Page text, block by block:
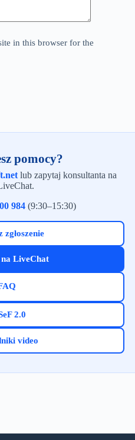
in this browser for the
pomocy?
lub zapytaj konsultanta na
984(9:30–15:30)
LiveChat
2.0
video